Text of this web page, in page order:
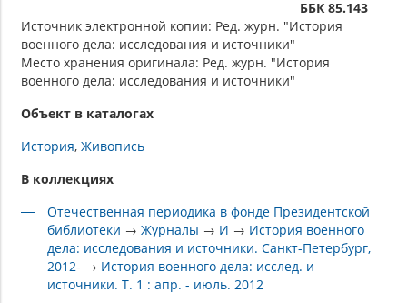
ББК 85.143
Источник электронной копии: Ред. журн. "История
военного дела: исследования и источники"
Место хранения оригинала: Ред. журн. "История
военного дела: исследования и источники"
Объект в каталогах
История Живопись
В коллекциях
Отечественная периодика в фонде Президентской
библиотеки →Журналы → И → История военного
дела: исследования и источники. Санкт-Петербург,
2012- → История военного дела: исслед. и
источники. Т. 1 : апр. - июль. 2012